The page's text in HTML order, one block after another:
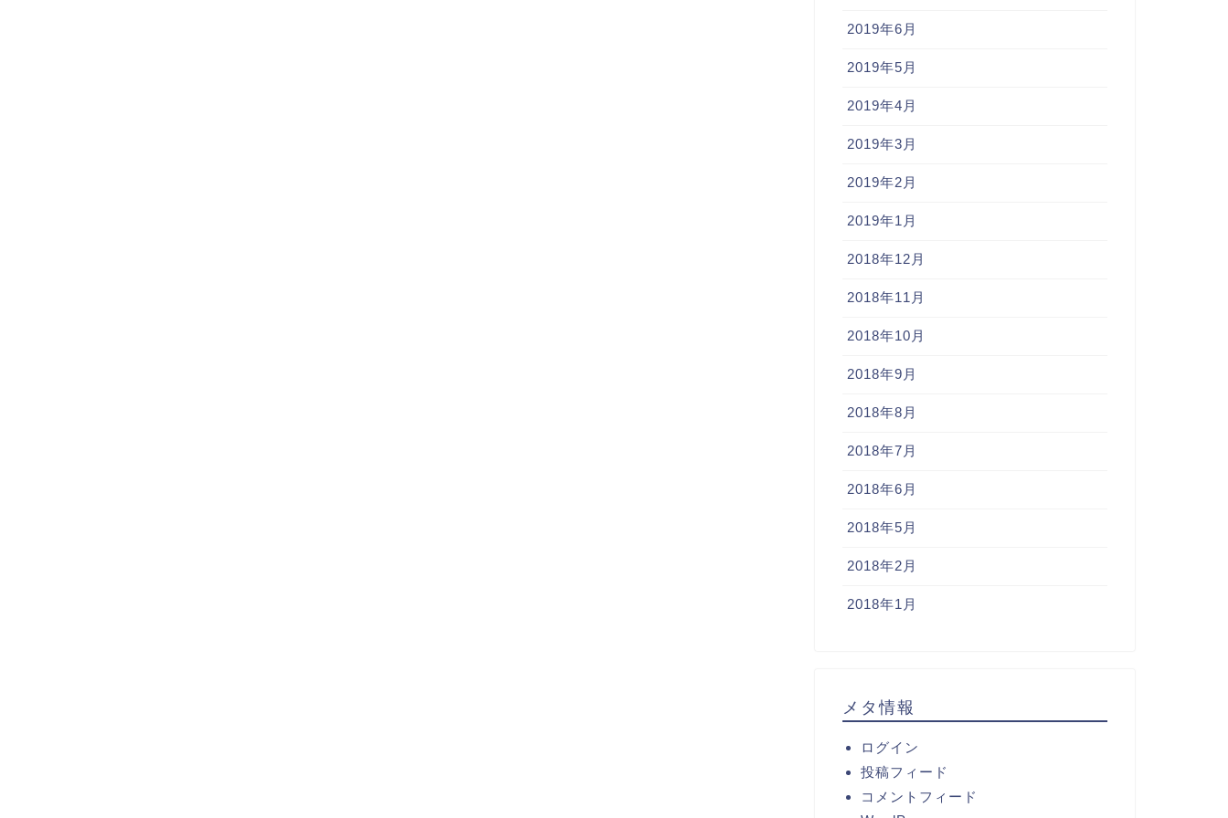
2019年6月
2019年5月
2019年4月
2019年3月
2019年2月
2019年1月
2018年12月
2018年11月
2018年10月
2018年9月
2018年8月
2018年7月
2018年6月
2018年5月
2018年2月
2018年1月
メタ情報
ログイン
投稿フィード
コメントフィード